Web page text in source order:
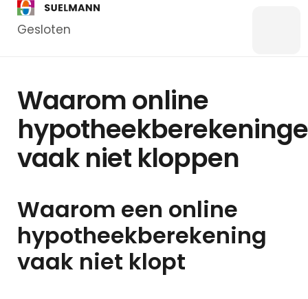
Gesloten
Waarom online
vaak niet kloppen
Waarom een online
hypotheekberekening
vaak niet klopt
Zakelijk
Overstappen
Kredieten
Zakelijk